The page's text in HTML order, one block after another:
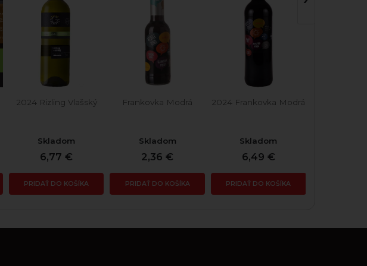
2024 Rizling Vlašský
Skladom
6,77 €
PRIDAŤ DO KOŠÍKA
Frankovka Modrá
Skladom
2,36 €
PRIDAŤ DO KOŠÍKA
2024 Frankovka Modrá
Skladom
6,49 €
PRIDAŤ DO KOŠÍKA